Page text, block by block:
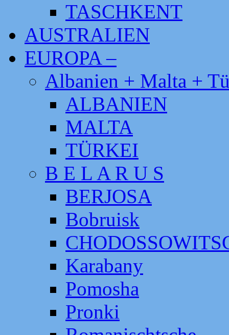
TASCHKENT
AUSTRALIEN
EUROPA –
Albanien + Malta +
ALBANIEN
MALTA
TÜRKEI
B E L A R U S
BERJOSA
Bobruisk
Karabany
Pomosha
Pronki